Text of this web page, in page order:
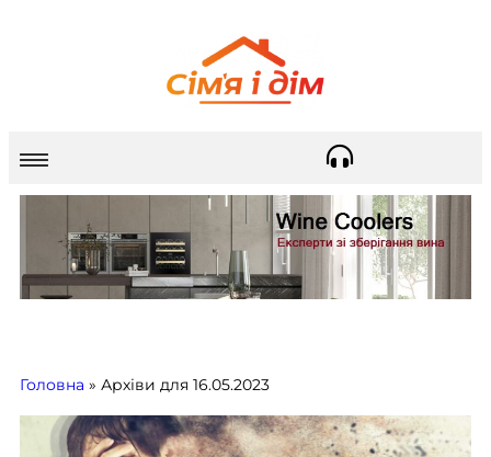
Головна » Архіви для 16.05.2023